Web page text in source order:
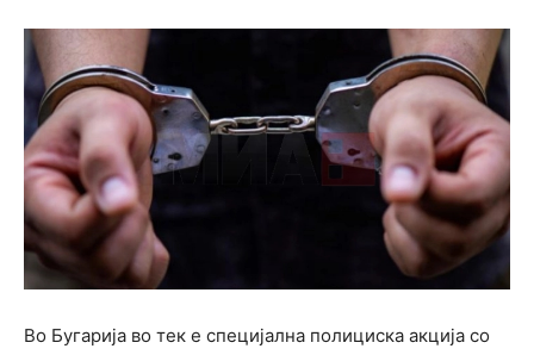
Во Бугарија во тек е специјална полициска акција со